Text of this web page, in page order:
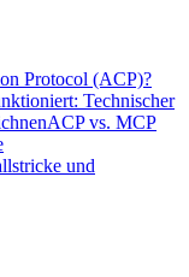
Protocol (ACP)?
Technischer
ACP vs. MCP
und